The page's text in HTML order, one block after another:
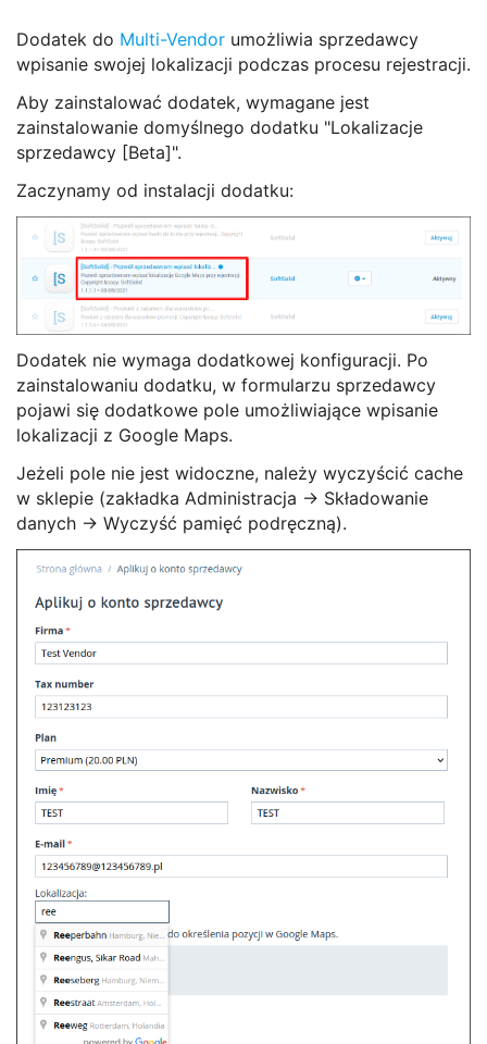
Dodatek do Multi-Vendor umożliwia sprzedawcy
wpisanie swojej lokalizacji podczas procesu rejestracji.
Aby zainstalować dodatek, wymagane jest
zainstalowanie domyślnego dodatku "Lokalizacje
sprzedawcy [Beta]".
Zaczynamy od instalacji dodatku:
Dodatek nie wymaga dodatkowej konfiguracji. Po
zainstalowaniu dodatku, w formularzu sprzedawcy
pojawi się dodatkowe pole umożliwiające wpisanie
lokalizacji z Google Maps.
Jeżeli pole nie jest widoczne, należy wyczyścić cache
w sklepie (zakładka Administracja -> Składowanie
danych -> Wyczyść pamięć podręczną).